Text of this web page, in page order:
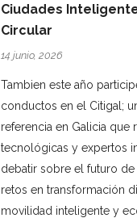
Ciudades
Circular
14 junio, 2026
Tambien este año
conductos en el Citigal;
referencia en Galicia que
tecnológicas y expertos
debatir sobre el futuro
retos en transformación
movilidad inteligente y